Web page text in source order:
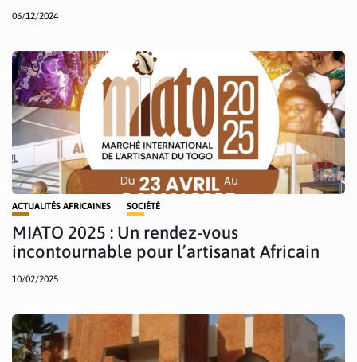
06/12/2024
ACTUALITÉS AFRICAINES SOCIÉTÉ
MIATO 2025 : Un rendez-vous
incontournable pour l’artisanat Africain
10/02/2025